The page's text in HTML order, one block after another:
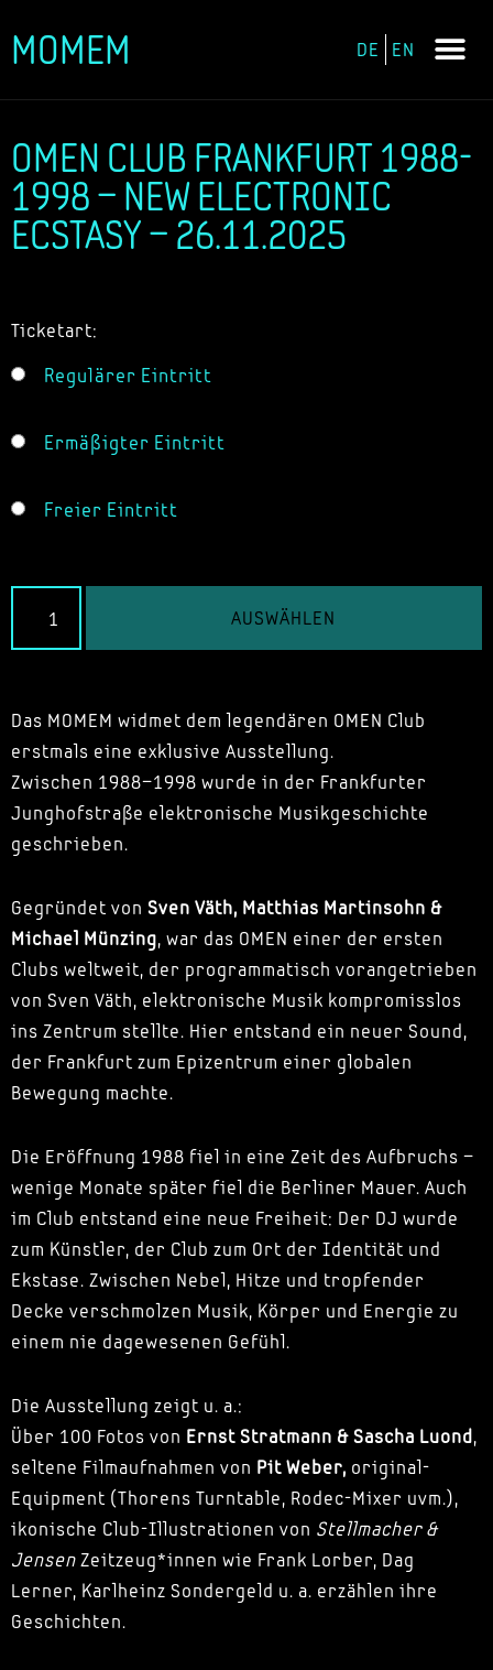
Zum
MOMEM DE EN
OMEN CLUB FRANKFURT 1988-
1998 – NEW ELECTRONIC
ECSTASY – 26.11.2025
Ticketart:
Regulärer Eintritt
Ermäßigter Eintritt
Freier Eintritt
AUSWÄHLEN
Das MOMEM widmet dem legendären OMEN Club
erstmals eine exklusive Ausstellung.
Zwischen 1988–1998 wurde in der Frankfurter
Junghofstraße elektronische Musikgeschichte
geschrieben.
Gegründet von Sven Väth, Matthias Martinsohn &
Michael Münzing, war das OMEN einer der ersten
Clubs weltweit, der programmatisch vorangetrieben
von Sven Väth, elektronische Musik kompromisslos
ins Zentrum stellte. Hier entstand ein neuer Sound,
der Frankfurt zum Epizentrum einer globalen
Bewegung machte.
Die Eröffnung 1988 fiel in eine Zeit des Aufbruchs –
wenige Monate später fiel die Berliner Mauer. Auch
im Club entstand eine neue Freiheit: Der DJ wurde
zum Künstler, der Club zum Ort der Identität und
Ekstase. Zwischen Nebel, Hitze und tropfender
Decke verschmolzen Musik, Körper und Energie zu
einem nie dagewesenen Gefühl.
Die Ausstellung zeigt u. a.:
Über 100 Fotos von Ernst Stratmann & Sascha Luond,
seltene Filmaufnahmen von Pit Weber, original-
Equipment (Thorens Turntable, Rodec-Mixer uvm.),
ikonische Club-Illustrationen von Stellmacher &
JensenZeitzeug*innen wie Frank Lorber, Dag
Lerner, Karlheinz Sondergeld u. a. erzählen ihre
Geschichten.